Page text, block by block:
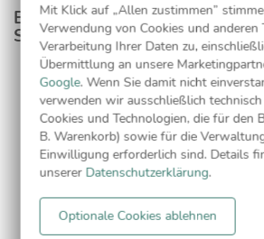
Entdecken Sie passende
Serie
Adressaufkleber
Mit Klick auf „Allen zustimmen”
Verwendung von Cookies und anderen
Verarbeitung Ihrer Daten zu,
Übermittlung an unsere
Google. Wenn Sie damit nicht
verwenden wir ausschließlich
Cookies und Technologien, die für den
B. Warenkorb) sowie für die
Einwilligung erforderlich sind. Details
unserer Datenschutzerklärung.
Optionale Cookies ablehnen